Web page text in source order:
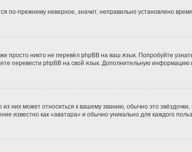
по-прежнему неверное, значит, неправильно установлено
просто никто не перевёл phpBB на ваш язык. Попробуйте
перевести phpBB на свой язык. Дополнительную
них может относиться к вашему званию, обычно это
известно как «аватара» и обычно уникально для каждого